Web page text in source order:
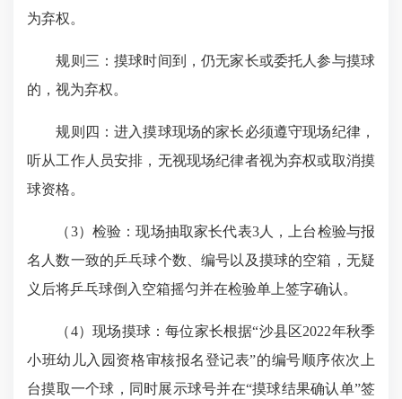
为弃权。
规则三：摸球时间到，仍无家长或委托人参与摸球
的，视为弃权。
规则四：进入摸球现场的家长必须遵守现场纪律，
听从工作人员安排，无视现场纪律者视为弃权或取消摸
球资格。
（3）检验：现场抽取家长代表3人，上台检验与报
名人数一致的乒乓球个数、编号以及摸球的空箱，无疑
义后将乒乓球倒入空箱摇匀并在检验单上签字确认。
（4）现场摸球：每位家长根据“沙县区2022年秋季
小班幼儿入园资格审核报名登记表”的编号顺序依次上
台摸取一个球，同时展示球号并在“摸球结果确认单”签